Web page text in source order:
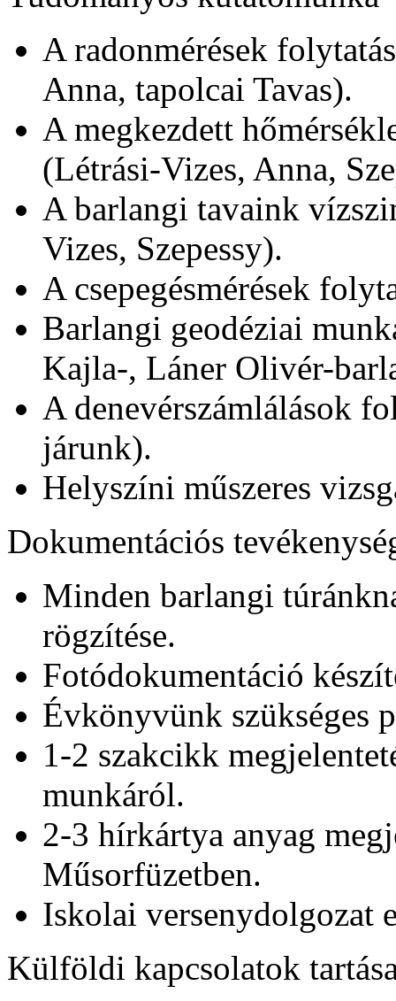
A radonmérések
Anna, tapolcai Tavas).
A megkezdett
(Létrási-Vizes, Anna,
A barlangi tavaink
Vizes, Szepessy).
A csepegésmérések
Barlangi geodéziai
Kajla-, Láner Olivér-
A denevérszámlálások
járunk).
Helyszíni műszeres
Dokumentációs
Minden barlangi
rögzítése.
Fotódokumentáció
Évkönyvünk szükséges
1-2 szakcikk
munkáról.
2-3 hírkártya anyag
Műsorfüzetben.
Iskolai versenydolgozat
Külföldi kapcsolatok